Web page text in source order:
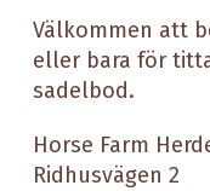
Välkommen att
eller bara för
sadelbod.
Horse Farm
Ridhusvägen 2